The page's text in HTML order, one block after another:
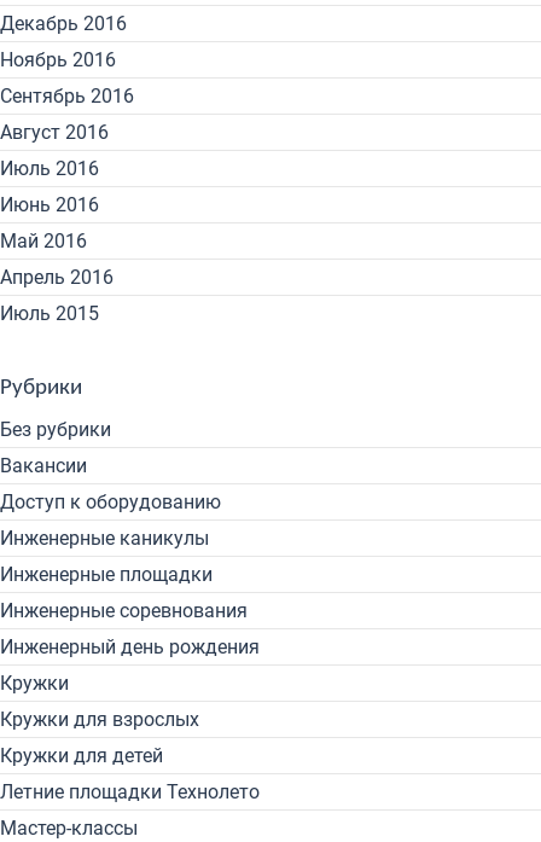
Декабрь 2016
Ноябрь 2016
Сентябрь 2016
Август 2016
Июль 2016
Июнь 2016
Май 2016
Апрель 2016
Июль 2015
Рубрики
Без рубрики
Вакансии
Доступ к оборудованию
Инженерные каникулы
Инженерные площадки
Инженерные соревнования
Инженерный день рождения
Кружки
Кружки для взрослых
Кружки для детей
Летние площадки Технолето
Мастер-классы